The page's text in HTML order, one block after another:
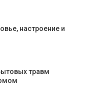
настроение и
травм